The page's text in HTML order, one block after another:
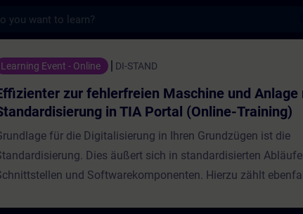
Maschine und Anlage mit
Learning Event - Online DI-STAND
zur fehlerfreien Maschine und Anlage
in TIA Portal (Online-Training)
für die Digitalisierung in Ihren Grundzügen ist die
Dies äußert sich in standardisierten
und Softwarekomponenten. Hierzu zählt